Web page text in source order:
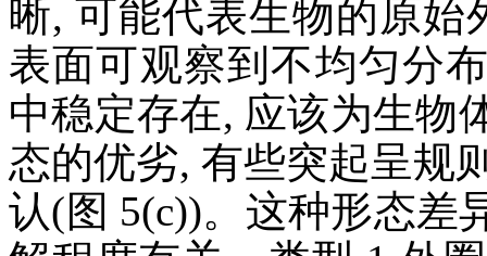
晰, 可能代表生物的原始
表面可观察到不均匀分
中稳定存在, 应该为生物
态的优劣, 有些突起呈规
认(图 5(c))。这种形态差